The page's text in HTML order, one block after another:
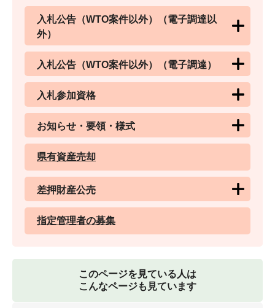
入札公告（WTO案件以外）（電子調達以
外）
入札公告（WTO案件以外）（電子調達）
入札参加資格
お知らせ・要領・様式
県有資産売却
差押財産公売
指定管理者の募集
このページを見ている人は
こんなページも見ています